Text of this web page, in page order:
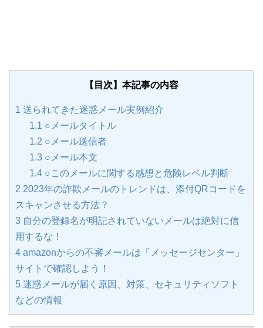
【目次】本記事の内容
1 送られてきた迷惑メール実例紹介
1.1 ○メールタイトル
1.2 ○メール送信者
1.3 ○メール本文
1.4 ○このメールに関する感想と危険レベル判断
2 2023年の詐欺メールのトレンドは、添付QRコードを
スキャンさせる方法？
3 自分の登録名が明記されていないメールは絶対に信
用するな！
4 amazonからの不審メールは「メッセージセンター」
サイトで確認しよう！
5 迷惑メールが届く原因、対策、セキュリティソフト
などの情報